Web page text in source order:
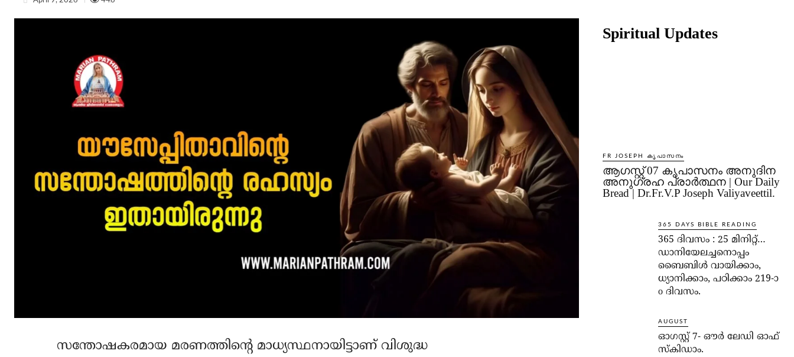
സന്തോഷകരമായ മരണത്തിന്റെ മാധ്യസ്ഥനായിട്ടാണ് വിശുദ്ധ
Spiritual Updates
FR JOSEPH കൃപാസനം
ആഗസ്റ്റ് 07 കൃപാസനം അനുദിന
അനുഗ്രഹ പ്രാർത്ഥന | Our Daily
Bread | Dr.Fr.V.P Joseph Valiyaveettil.
365 DAYS BIBLE READING
365 ദിവസം : 25 മിനിറ്റ്…
ഡാനിയേലച്ചനൊപ്പം
ബൈബിൾ വായിക്കാം,
ധ്യാനിക്കാം, പഠിക്കാം 219-ാ
o ദിവസം.
AUGUST
ഓഗസ്റ്റ് 7- ഔര്‍ ലേഡി ഓഫ്
സ്‌കിഡാം.